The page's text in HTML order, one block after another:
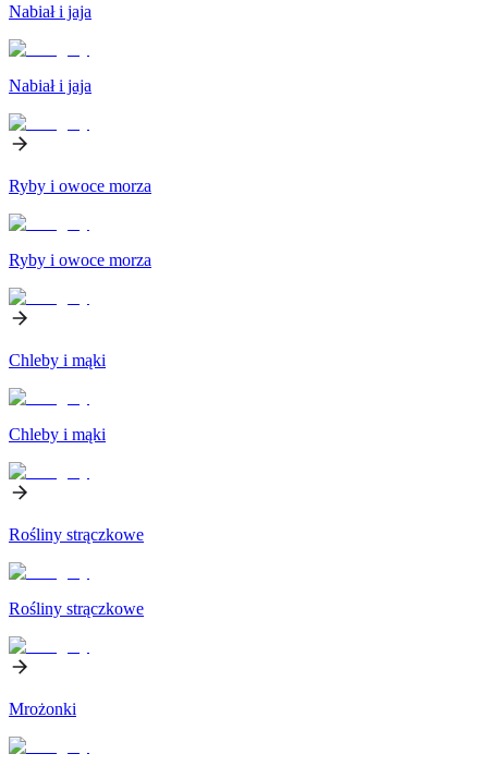
Nabiał i jaja
Nabiał i jaja
Ryby i owoce morza
Ryby i owoce morza
Chleby i mąki
Chleby i mąki
Rośliny strączkowe
Rośliny strączkowe
Mrożonki